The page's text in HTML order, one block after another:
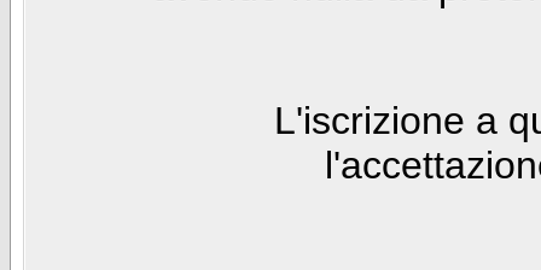
L'iscrizione a